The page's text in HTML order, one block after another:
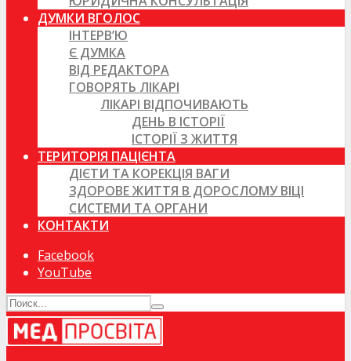
ДУМКИ ВГОЛОС
ІНТЕРВ’Ю
Є ДУМКА
ВІД РЕДАКТОРА
ГОВОРЯТЬ ЛІКАРІ
ЛІКАРІ ВІДПОЧИВАЮТЬ
ДЕНЬ В ІСТОРІЇ
ІСТОРІЇ З ЖИТТЯ
ТЕРИТОРІЯ ПАЦІЄНТА
ДІЄТИ ТА КОРЕКЦІЯ ВАГИ
ЗДОРОВЕ ЖИТТЯ В ДОРОСЛОМУ ВІЦІ
СИСТЕМИ ТА ОРГАНИ
КОНТАКТИ
Facebook
YouTube